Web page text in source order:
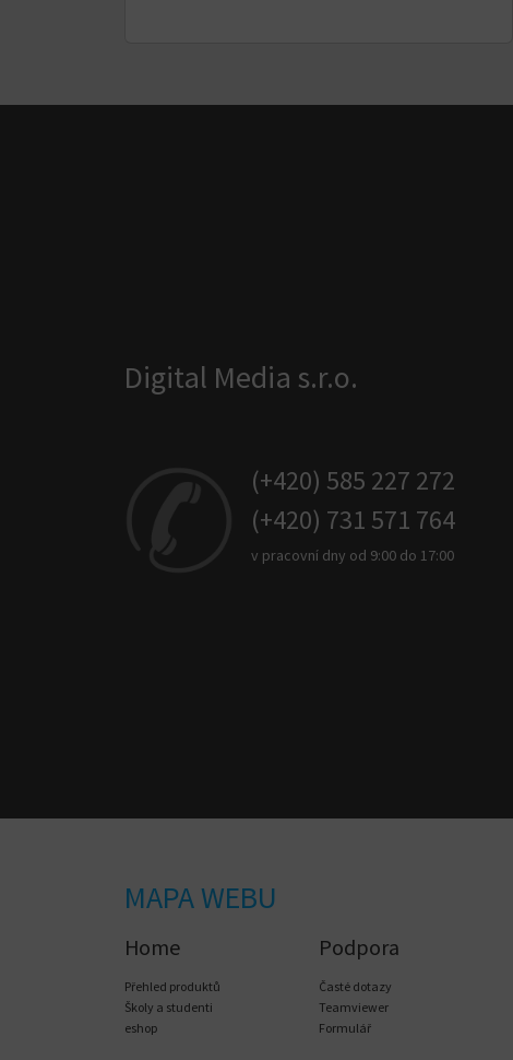
Digital Media s.r.o.
(+420) 585 227 272
(+420) 731 571 764
v pracovní dny od 9:00 do 17:00
MAPA WEBU
Home
Přehled produktů
Školy a studenti
eshop
Podpora
Časté dotazy
Teamviewer
Formulář